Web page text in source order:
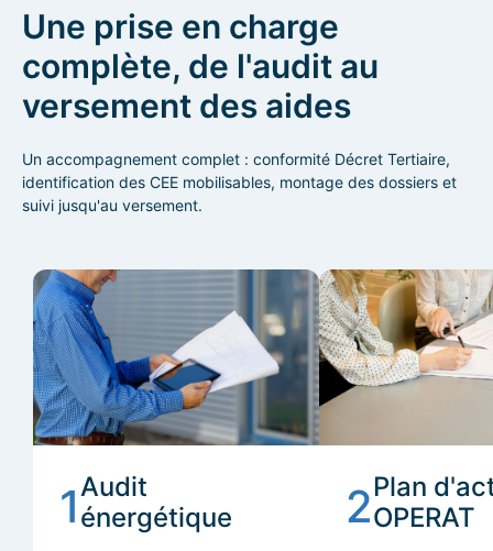
Une prise en charge
complète, de l'audit au
versement des aides
Un accompagnement complet : conformité Décret Tertiaire,
identification des CEE mobilisables, montage des dossiers et
suivi jusqu'au versement.
1Audit
énergétique
2Plan
OPERAT